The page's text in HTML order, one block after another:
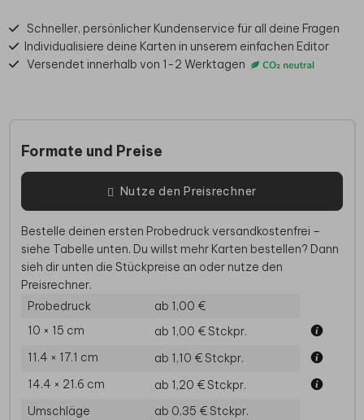
Schneller, persönlicher Kundenservice für all deine Fragen
Individualisiere deine Karten in unserem einfachen Editor
Versendet innerhalb von 1-2 Werktagen
Formate und Preise
Nutze den Preisrechner
Bestelle deinen ersten Probedruck versandkostenfrei –
siehe Tabelle unten. Du willst mehr Karten bestellen? Dann
sieh dir unten die Stückpreise an oder nutze den
Preisrechner.
Probedruck
ab 1,00 €
10 × 15 cm
ab 1,00 €Stckpr.
11.4 × 17.1 cm
ab 1,10 €Stckpr.
14.4 × 21.6 cm
ab 1,20 €Stckpr.
Umschläge
ab 0,35 €Stckpr.